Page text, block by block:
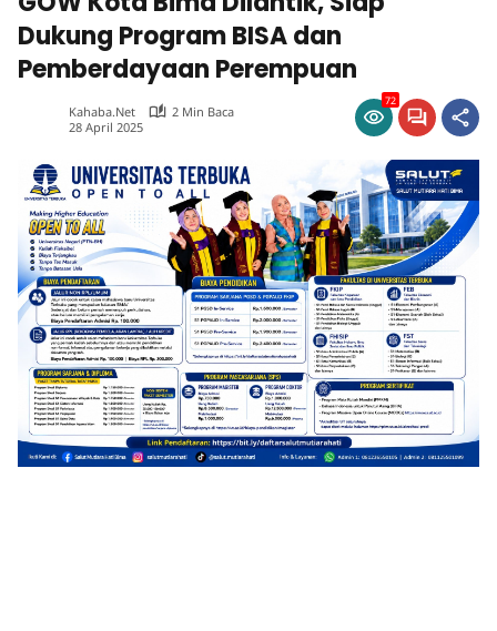
Dukung Program BISA dan
Pemberdayaan Perempuan
Kahaba.net
2 Min Baca
28 April 2025
72